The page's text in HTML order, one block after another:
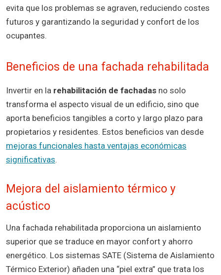
evita que los problemas se agraven, reduciendo costes
futuros y garantizando la seguridad y confort de los
ocupantes.
Beneficios de una fachada rehabilitada
Invertir en la rehabilitación de fachadas no solo
transforma el aspecto visual de un edificio, sino que
aporta beneficios tangibles a corto y largo plazo para
propietarios y residentes. Estos beneficios van desde
mejoras funcionales hasta ventajas económicas
significativas.
Mejora del aislamiento térmico y
acústico
Una fachada rehabilitada proporciona un aislamiento
superior que se traduce en mayor confort y ahorro
energético. Los sistemas SATE (Sistema de Aislamiento
Térmico Exterior) añaden una “piel extra” que trata los